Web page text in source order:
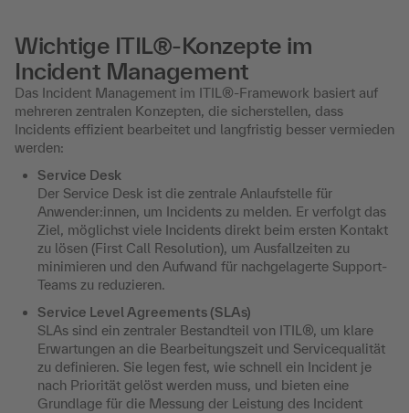
Wichtige ITIL®-Konzepte im
Incident Management
Das Incident Management im ITIL®-Framework basiert auf
mehreren zentralen Konzepten, die sicherstellen, dass
Incidents effizient bearbeitet und langfristig besser vermieden
werden:
Service Desk
Der Service Desk ist die zentrale Anlaufstelle für
Anwender:innen, um Incidents zu melden. Er verfolgt das
Ziel, möglichst viele Incidents direkt beim ersten Kontakt
zu lösen (First Call Resolution), um Ausfallzeiten zu
minimieren und den Aufwand für nachgelagerte Support-
Teams zu reduzieren.
Service Level Agreements (SLAs)
SLAs sind ein zentraler Bestandteil von ITIL®, um klare
Erwartungen an die Bearbeitungszeit und Servicequalität
zu definieren. Sie legen fest, wie schnell ein Incident je
nach Priorität gelöst werden muss, und bieten eine
Grundlage für die Messung der Leistung des Incident